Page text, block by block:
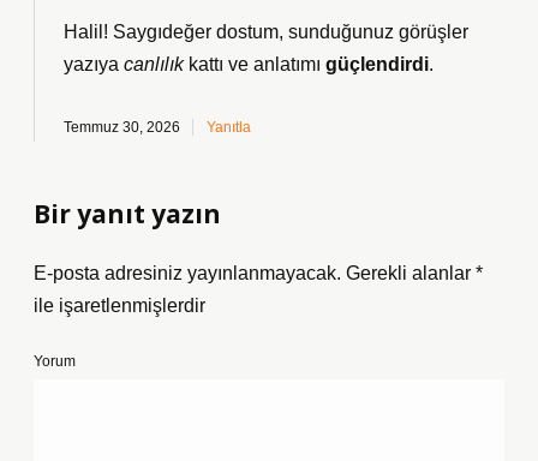
Halil! Saygıdeğer dostum, sunduğunuz görüşler
yazıya canlılıkkattı ve anlatımı güçlendirdi.
Temmuz 30, 2026 Yanıtla
Bir yanıt yazın
E-posta adresiniz yayınlanmayacak. Gerekli alanlar *
ile işaretlenmişlerdir
Yorum